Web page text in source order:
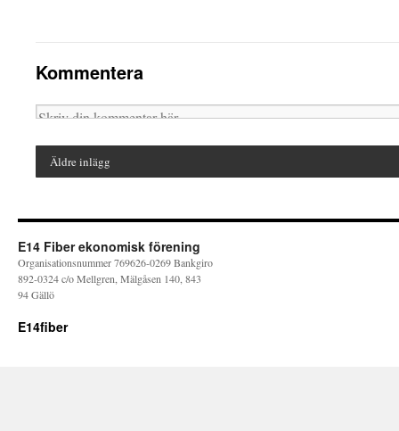
Kommentera
Äldre inlägg
E14 Fiber ekonomisk förening
Organisationsnummer 769626-0269 Bankgiro
892-0324 c/o Mellgren, Mälgåsen 140, 843
94 Gällö
E14fiber